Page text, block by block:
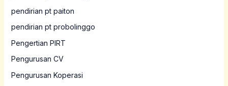
pendirian pt paiton
pendirian pt probolinggo
Pengertian PIRT
Pengurusan CV
Pengurusan Koperasi